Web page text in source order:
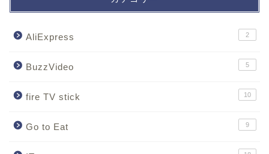
AliExpress 2
BuzzVideo 5
fire TV stick 10
Go to Eat 9